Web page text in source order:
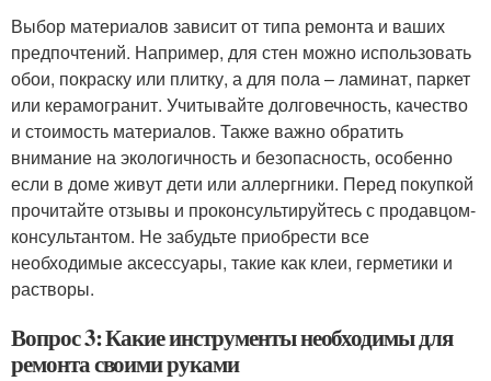
Выбор материалов зависит от типа ремонта и ваших
предпочтений. Например, для стен можно использовать
обои, покраску или плитку, а для пола – ламинат, паркет
или керамогранит. Учитывайте долговечность, качество
и стоимость материалов. Также важно обратить
внимание на экологичность и безопасность, особенно
если в доме живут дети или аллергники. Перед покупкой
прочитайте отзывы и проконсультируйтесь с продавцом-
консультантом. Не забудьте приобрести все
необходимые аксессуары, такие как клеи, герметики и
растворы.
Вопрос 3: Какие инструменты необходимы для
ремонта своими руками